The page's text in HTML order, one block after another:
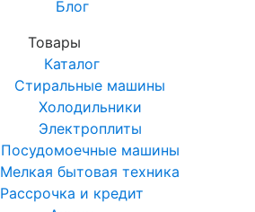
Блог
Товары
Каталог
Стиральные машины
Холодильники
Электроплиты
Посудомоечные машины
Мелкая бытовая техника
Рассрочка и кредит